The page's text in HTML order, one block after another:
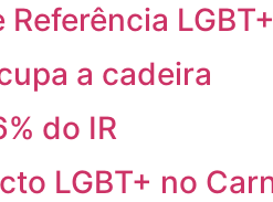
a cadeira
do IR
LGBT+ no